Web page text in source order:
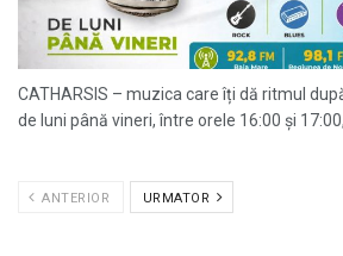
CATHARSIS – muzica care îți dă ritmul
de luni până vineri, între orele 16:00 și
ANTERIOR URMATOR